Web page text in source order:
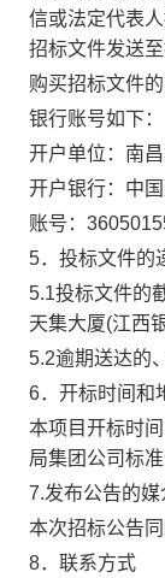
信或法定代表
招标文件发送
购买招标文件
银行账号如下：
开户单位：南
开户银行：中
账号：
5．投标文件的
5.1投标文件的
天集大厦(江西
5.2逾期送达的
6．开标时间和
本项目开标时间
局集团公司标
7.发布公告的媒
本次招标公告
8．联系方式